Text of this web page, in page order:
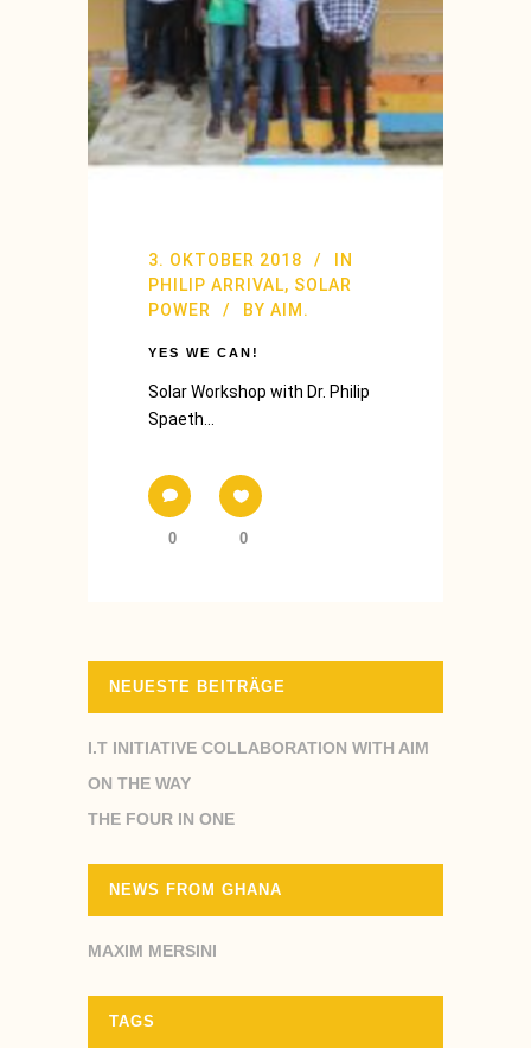
3. OKTOBER 2018
IN
PHILIP ARRIVAL, SOLAR
POWER
BY AIM.
YES WE CAN!
Solar Workshop with Dr. Philip
Spaeth...
0 0
NEUESTE BEITRÄGE
I.T INITIATIVE COLLABORATION WITH AIM
ON THE WAY
THE FOUR IN ONE
NEWS FROM GHANA
MAXIM MERSINI
TAGS